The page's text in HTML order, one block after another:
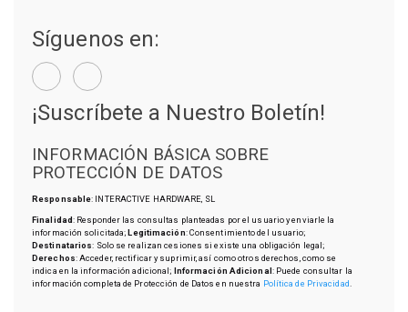
Síguenos en:
¡Suscríbete a Nuestro Boletín!
INFORMACIÓN BÁSICA SOBRE
PROTECCIÓN DE DATOS
Responsable: INTERACTIVE HARDWARE, SL
Finalidad: Responder las consultas planteadas por el usuario y enviarle la
información solicitada;Legitimación: Consentimiento del usuario;
Destinatarios: Solo se realizan cesiones si existe una obligación legal;
Derechos: Acceder, rectificar y suprimir, así como otros derechos, como se
indica en la información adicional; Información Adicional: Puede consultar la
información completa de Protección de Datos en nuestra Política de Privacidad